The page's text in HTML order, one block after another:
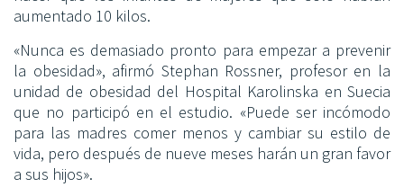
aumentado 10 kilos.
«Nunca es demasiado pronto para empezar a prevenir
la obesidad», afirmó Stephan Rossner, profesor en la
unidad de obesidad del Hospital Karolinska en Suecia
que no participó en el estudio. «Puede ser incómodo
para las madres comer menos y cambiar su estilo de
vida, pero después de nueve meses harán un gran favor
a sus hijos».